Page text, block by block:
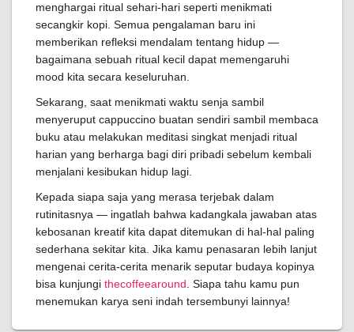
menghargai ritual sehari-hari seperti menikmati
secangkir kopi. Semua pengalaman baru ini
memberikan refleksi mendalam tentang hidup —
bagaimana sebuah ritual kecil dapat memengaruhi
mood kita secara keseluruhan.
Sekarang, saat menikmati waktu senja sambil
menyeruput cappuccino buatan sendiri sambil membaca
buku atau melakukan meditasi singkat menjadi ritual
harian yang berharga bagi diri pribadi sebelum kembali
menjalani kesibukan hidup lagi.
Kepada siapa saja yang merasa terjebak dalam
rutinitasnya — ingatlah bahwa kadangkala jawaban atas
kebosanan kreatif kita dapat ditemukan di hal-hal paling
sederhana sekitar kita. Jika kamu penasaran lebih lanjut
mengenai cerita-cerita menarik seputar budaya kopinya
bisa kunjungi thecoffeearound . Siapa tahu kamu pun
menemukan karya seni indah tersembunyi lainnya!